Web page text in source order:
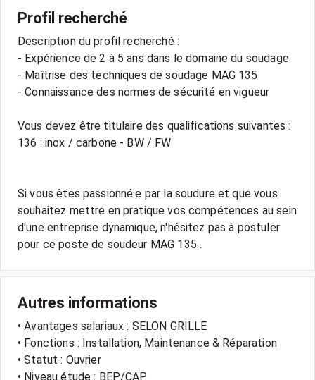
Profil recherché
Description du profil recherché :
- Expérience de 2 à 5 ans dans le domaine du soudage
- Maîtrise des techniques de soudage MAG 135
- Connaissance des normes de sécurité en vigueur
Vous devez être titulaire des qualifications suivantes :
136 : inox / carbone - BW / FW
Si vous êtes passionné·e par la soudure et que vous
souhaitez mettre en pratique vos compétences au sein
d'une entreprise dynamique, n'hésitez pas à postuler
Autres informations
• Avantages salariaux : SELON GRILLE
• Fonctions : Installation, Maintenance & Réparation
• Statut : Ouvrier
• Niveau étude : BEP/CAP